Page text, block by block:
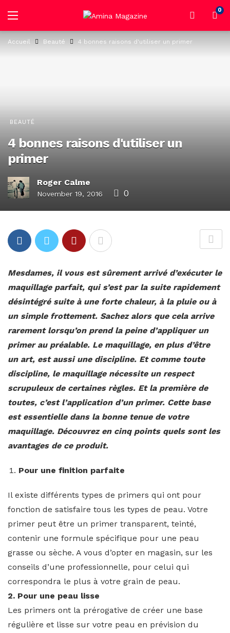
0
Accueil Beauté 4 bonnes raisons d'utiliser un primer
BEAUTÉ
4 bonnes raisons d'utiliser un
primer
Roger Calme
November 19, 2016 0
Mesdames, il vous est sûrement arrivé d’exécuter le
maquillage parfait, qui s’est par la suite rapidement
désintégrésuite à une forte chaleur, à la pluie ou à
un simple frottement. Sachez alors que cela arrive
rarement lorsqu’on prend la peine d’appliquer un
primer au préalable. Le maquillage, en plus d’être
un art, est aussi une discipline. Et comme toute
discipline, le maquillage nécessite un respect
scrupuleux de certaines règles. Et la première de
toutes, c’est l’application d’un primer. Cette base
est essentielle dans la bonne tenue de votre
maquillage. Découvrez en cinq points quels sont les
avantages de ce produit.
Pour une finition parfaite
Il existe différents types de primers qui ont pour
fonction de satisfaire tous les types de peau. Votre
primer peut être un primer transparent, teinté,
contenir une formule spécifique pour une peau
grasse ou sèche. A vous d’opter en magasin, sur les
conseils d’une professionnelle, pour celui qui
correspondra le plus à votre grain de peau.
2. Pour une peau lisse
Les primers ont la prérogative de créer une base
régulière et lisse sur votre peau en prévision du